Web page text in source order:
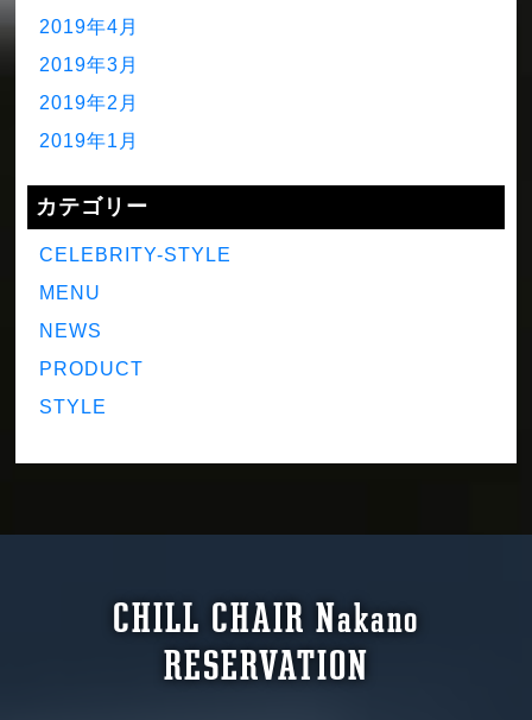
2019年4月
2019年3月
2019年2月
2019年1月
カテゴリー
CELEBRITY-STYLE
MENU
NEWS
PRODUCT
STYLE
CHILL CHAIR Nakano
RESERVATION